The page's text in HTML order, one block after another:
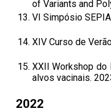
of Variants and
13. VI Simpósio
14. XIV Curso de
15. XXII Workshop do
alvos vacinais.
2022